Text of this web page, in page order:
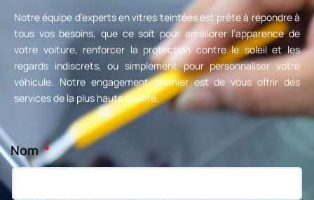
Notre équipe d’experts en vitres teintées est prête à répondre à
tous vos besoins, que ce soit pour améliorer l’apparence de
votre voiture, renforcer la protection contre le soleil et les
regards indiscrets, ou simplement pour personnaliser votre
véhicule. Notre engagement premier est de vous offrir des
services de la plus haute qualité.
Nom